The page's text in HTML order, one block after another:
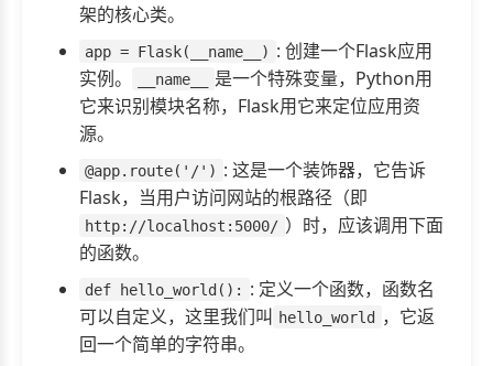
架的核心类。
app = Flask(__name__) : 创建一个Flask应用
实例。
__name__
是一个特殊变量，Python用
它来识别模块名称，Flask用它来定位应用资
源。
@app.route('/') : 这是一个装饰器，它告诉
Flask，当用户访问网站的根路径（即
http://localhost:5000/ ）时，应该调用下面
的函数。
def hello_world():
: 定义一个函数，函数名
可以自定义，这里我们叫 hello_world ，它返
回一个简单的字符串。